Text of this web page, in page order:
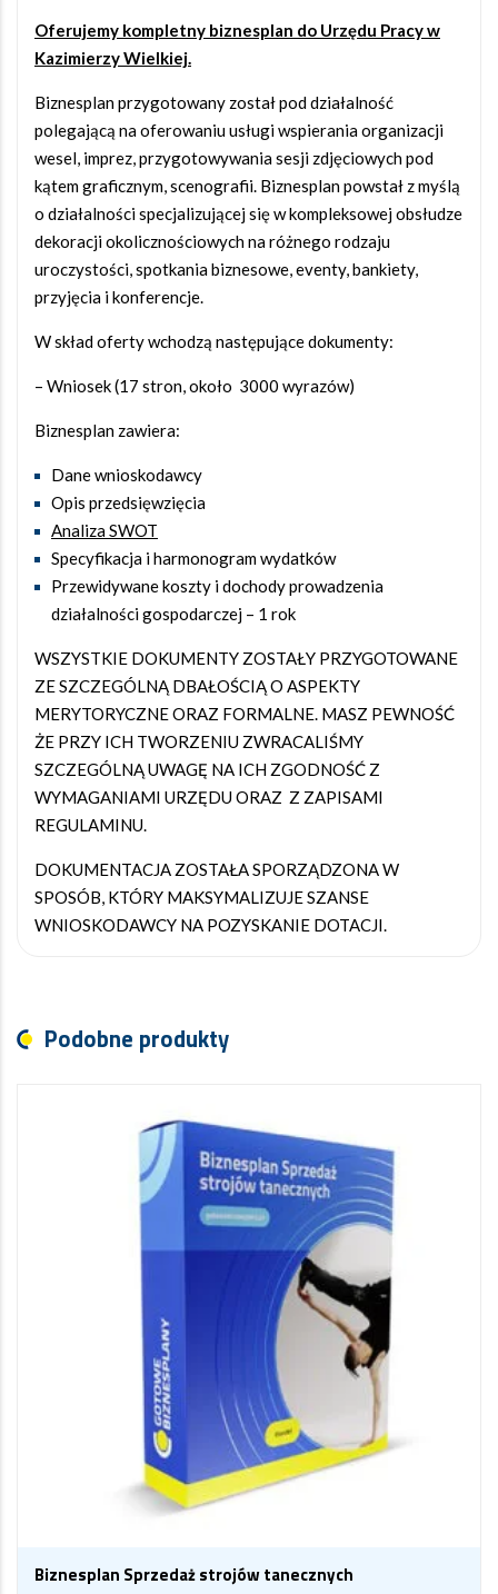
Oferujemy kompletny biznesplan do Urzędu Pracy w
Kazimierzy Wielkiej.
Biznesplan przygotowany został pod działalność
polegającą na oferowaniu usługi wspierania organizacji
wesel, imprez, przygotowywania sesji zdjęciowych pod
kątem graficznym, scenografii. Biznesplan powstał z myślą
o działalności specjalizującej się w kompleksowej obsłudze
dekoracji okolicznościowych na różnego rodzaju
uroczystości, spotkania biznesowe, eventy, bankiety,
przyjęcia i konferencje.
W skład oferty wchodzą następujące dokumenty:
– Wniosek (17 stron, około 3000 wyrazów)
Biznesplan zawiera:
Dane wnioskodawcy
Opis przedsięwzięcia
Analiza SWOT
Specyfikacja i harmonogram wydatków
Przewidywane koszty i dochody prowadzenia
działalności gospodarczej – 1 rok
WSZYSTKIE DOKUMENTY ZOSTAŁY PRZYGOTOWANE
ZE SZCZEGÓLNĄ DBAŁOŚCIĄ O ASPEKTY
MERYTORYCZNE ORAZ FORMALNE. MASZ PEWNOŚĆ
ŻE PRZY ICH TWORZENIU ZWRACALIŚMY
SZCZEGÓLNĄ UWAGĘ NA ICH ZGODNOŚĆ Z
WYMAGANIAMI URZĘDU ORAZ Z ZAPISAMI
REGULAMINU.
DOKUMENTACJA ZOSTAŁA SPORZĄDZONA W
SPOSÓB, KTÓRY MAKSYMALIZUJE SZANSE
WNIOSKODAWCY NA POZYSKANIE DOTACJI.
Podobne produkty
Biznesplan Sprzedaż strojów tanecznych